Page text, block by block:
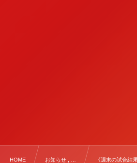
HOME お知らせ , … 《週末の試合結